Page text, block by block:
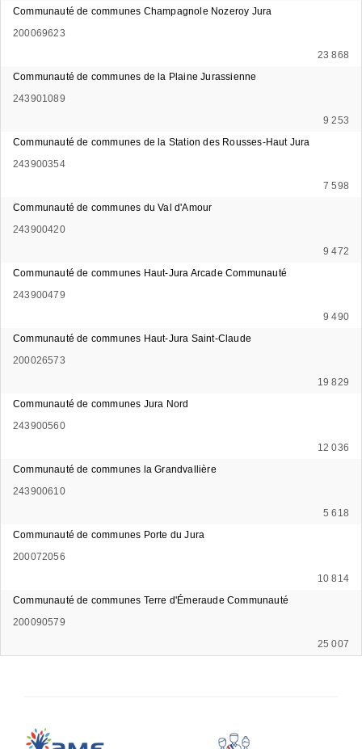
Communauté de communes Champagnole Nozeroy Jura
200069623
23 868
Communauté de communes de la Plaine Jurassienne
243901089
9 253
Communauté de communes de la Station des Rousses-Haut Jura
243900354
7 598
Communauté de communes du Val d'Amour
243900420
9 472
Communauté de communes Haut-Jura Arcade Communauté
243900479
9 490
Communauté de communes Haut-Jura Saint-Claude
200026573
19 829
Communauté de communes Jura Nord
243900560
12 036
Communauté de communes la Grandvallière
243900610
5 618
Communauté de communes Porte du Jura
200072056
10 814
Communauté de communes Terre d'Émeraude Communauté
200090579
25 007